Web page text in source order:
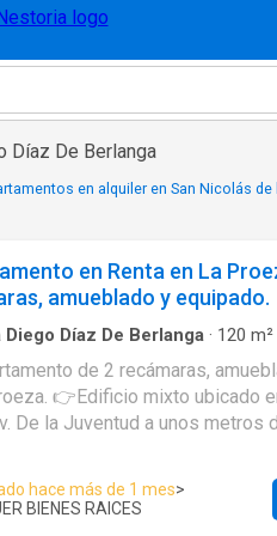
Díaz De Berlanga
en alquiler en San Nicolás de
en Renta en La
amueblado y equipado.
Diego Díaz De Berlanga · 120 m²
·Asador · Balcón·Calefacción
vigilancia·Circuito cerrado de
Electricidad·Elevador·
de 2 recámaras,
en San Nicolás
De la Juventud a unos metros
área de sala comedor,
estancia, lavandería y balcón. 👌Se renta con
con parrilla eléctrica,
hace más de 1 mes>
BIENES RAICES